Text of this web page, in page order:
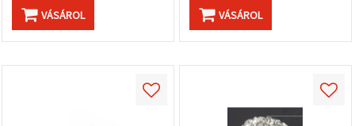
VÁSÁROL VÁSÁROL